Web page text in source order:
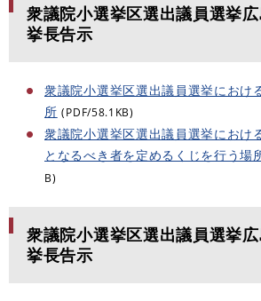
衆議院小選挙区選出議員選挙
挙長告示
衆議院小選挙区選出議員選挙におけ
所 (PDF/58.1KB)
衆議院小選挙区選出議員選挙におけ
となるべき者を定めるくじを行う場
B)
衆議院小選挙区選出議員選挙
挙長告示